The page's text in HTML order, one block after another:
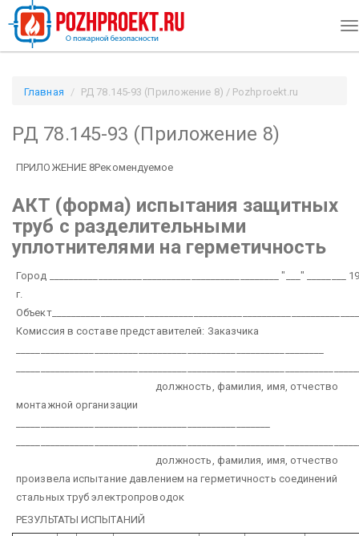
Главная РД 78.145-93 (Приложение 8) / Pozhproekt.ru
РД 78.145-93 (Приложение 8)
ПРИЛОЖЕНИЕ 8Рекомендуемое
АКТ (форма) испытания защитных
труб с разделительными
уплотнителями на герметичность
Город _______________________________________________ "___" ________
г.
Комиссия в составе представителей: Заказчика
должность, фамилия, имя, отчество
монтажной организации
должность, фамилия, имя, отчество
произвела испытание давлением на герметичность соединений
стальных труб электропроводок
РЕЗУЛЬТАТЫ ИСПЫТАНИЙ